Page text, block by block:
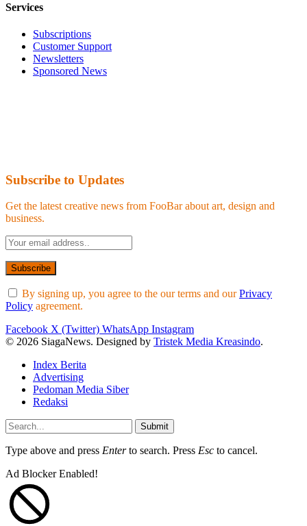
Services
Subscriptions
Customer Support
Newsletters
Sponsored News
Subscribe to Updates
Get the latest creative news from FooBar about art, design and
business.
By signing up, you agree to the our terms and ourPrivacy
Policy agreement.
Facebook X (Twitter) WhatsApp Instagram
© 2026 SiagaNews. Designed by Tristek Media Kreasindo.
Index Berita
Advertising
Pedoman Media Siber
Redaksi
Submit
Type above and press Enterto search. Press Esc to cancel.
Ad Blocker Enabled!